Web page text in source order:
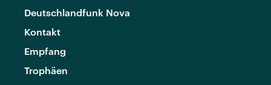
Deutschlandfunk Nova
Kontakt
Empfang
Trophäen